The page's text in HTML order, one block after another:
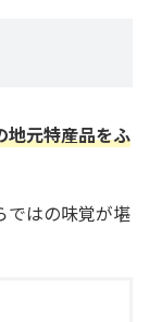
地元特産品をふ
ではの味覚が堪